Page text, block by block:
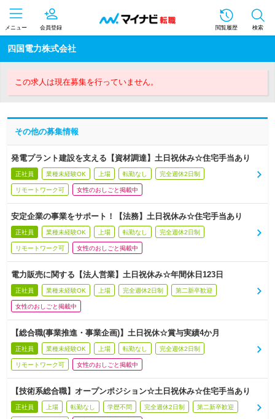
メニュー 会員登録 閲覧履歴 検索
四国電力株式会社
この求人は現在募集を行っていません。
その他の募集情報
発電プラント建設を支える【資材調達】土日祝休み☆住宅手当あり
正社員 業種未経験OK 上場 転勤なし 完全週休2日制
リモートワーク可 女性のおしごと掲載中
安定企業の事業をサポート！【法務】土日祝休み☆住宅手当あり
正社員 業種未経験OK 上場 転勤なし 完全週休2日制
リモートワーク可 女性のおしごと掲載中
電力販売に関する【法人営業】土日祝休み☆年間休日123日
正社員 業種未経験OK 上場 完全週休2日制 第二新卒歓迎
女性のおしごと掲載中
【総合職(事業推進・事業企画)】土日祝休☆賞与実績4か月
正社員 業種未経験OK 上場 転勤なし 完全週休2日制
リモートワーク可 女性のおしごと掲載中
【技術系総合職】オープンポジション☆土日祝休み☆住宅手当あり
正社員 上場 転勤なし 学歴不問 完全週休2日制 第二新卒歓迎